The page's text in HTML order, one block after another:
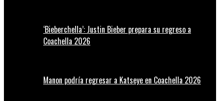
‘Bieberchella’: Justin Bieber prepara su regreso a
Coachella 2026
Manon podría regresar a Katseye en Coachella 2026